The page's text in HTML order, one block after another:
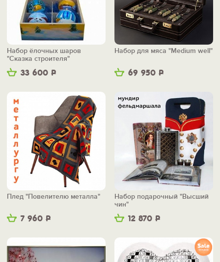
33 600 Р
Набор ёлочных шаров
"Сказка строителя"
69 950 Р
Набор для мяса "Medium well"
7 960 Р
Плед "Повелителю металла"
12 870 Р
Набор подарочный "Высший
чин"